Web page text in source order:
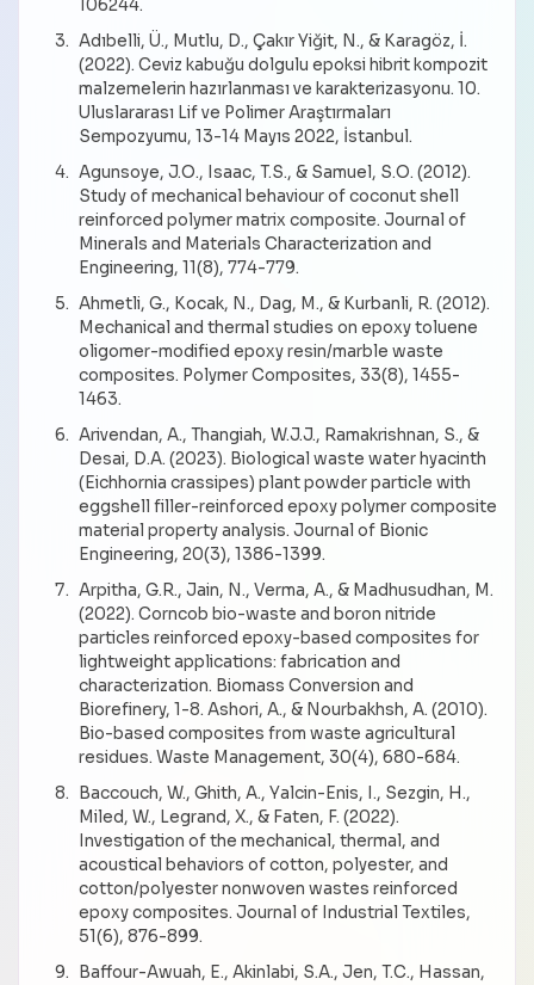
106244.
Adıbelli, Ü., Mutlu, D., Çakır Yiğit, N., & Karagöz, İ.
(2022). Ceviz kabuğu dolgulu epoksi hibrit kompozit
malzemelerin hazırlanması ve karakterizasyonu. 10.
Uluslararası Lif ve Polimer Araştırmaları
Sempozyumu, 13-14 Mayıs 2022, İstanbul.
Agunsoye, J.O., Isaac, T.S., & Samuel, S.O. (2012).
Study of mechanical behaviour of coconut shell
reinforced polymer matrix composite. Journal of
Minerals and Materials Characterization and
Engineering, 11(8), 774-779.
Ahmetli, G., Kocak, N., Dag, M., & Kurbanli, R. (2012).
Mechanical and thermal studies on epoxy toluene
oligomer-modified epoxy resin/marble waste
composites. Polymer Composites, 33(8), 1455-
1463.
Arivendan, A., Thangiah, W.J.J., Ramakrishnan, S., &
Desai, D.A. (2023). Biological waste water hyacinth
(Eichhornia crassipes) plant powder particle with
eggshell filler-reinforced epoxy polymer composite
material property analysis. Journal of Bionic
Engineering, 20(3), 1386-1399.
Arpitha, G.R., Jain, N., Verma, A., & Madhusudhan, M.
(2022). Corncob bio-waste and boron nitride
particles reinforced epoxy-based composites for
lightweight applications: fabrication and
characterization. Biomass Conversion and
Biorefinery, 1-8. Ashori, A., & Nourbakhsh, A. (2010).
Bio-based composites from waste agricultural
residues. Waste Management, 30(4), 680-684.
Baccouch, W., Ghith, A., Yalcin-Enis, I., Sezgin, H.,
Miled, W., Legrand, X., & Faten, F. (2022).
Investigation of the mechanical, thermal, and
acoustical behaviors of cotton, polyester, and
cotton/polyester nonwoven wastes reinforced
epoxy composites. Journal of Industrial Textiles,
51(6), 876-899.
Baffour-Awuah, E., Akinlabi, S.A., Jen, T.C., Hassan,